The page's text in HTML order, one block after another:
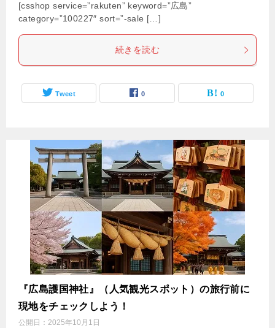
[csshop service=”rakuten” keyword=”広島”
category=”100227″ sort=”-sale […]
続きを読む
Tweet 0 0
『広島護国神社』（人気観光スポット）の旅行前に
現地をチェックしよう！
公開日： 2025年10月1日